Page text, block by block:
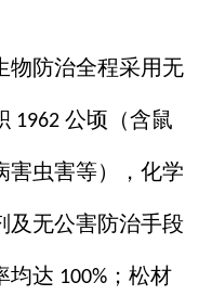
物防治全程采用无
1962 公顷（含鼠
害虫害等），化学
及无公害防治手段
均达 100%；松材